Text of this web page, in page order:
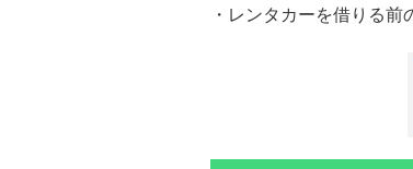
・レンタカーを借りる